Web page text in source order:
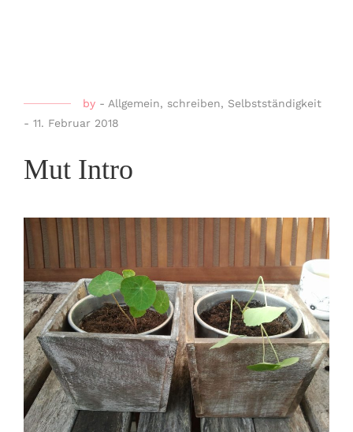
by - Allgemein, schreiben, Selbstständigkeit
- 11. Februar 2018
Mut Intro